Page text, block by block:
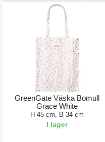
GreenGate Väska Bomull
Grace White
H 45 cm, B 34 cm
I lager